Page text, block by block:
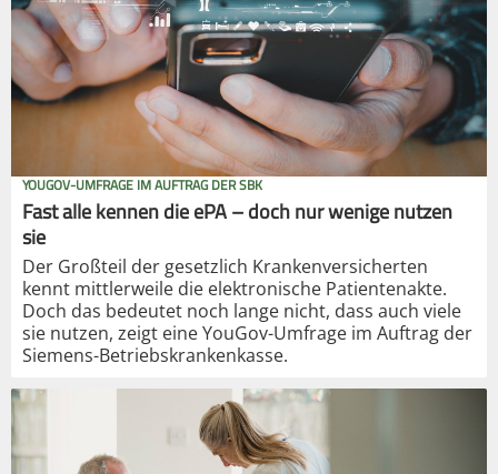
YOUGOV-UMFRAGE IM AUFTRAG DER SBK
Fast alle kennen die ePA – doch nur wenige nutzen
sie
Der Großteil der gesetzlich Krankenversicherten
kennt mittlerweile die elektronische Patientenakte.
Doch das bedeutet noch lange nicht, dass auch viele
sie nutzen, zeigt eine YouGov-Umfrage im Auftrag der
Siemens-Betriebskrankenkasse.